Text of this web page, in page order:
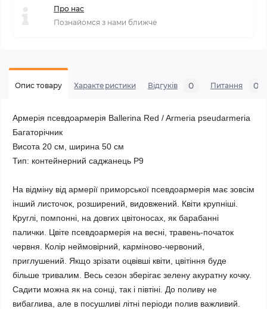
Про нас
Познайомся з нами ближче
Опис товару Характеристики Відгуків 0 Питання 0
Армерія псевдоармерія Ballerina Red / Armeria pseudarmeria
Багаторічник
Висота 20 см, ширина 50 см
Тип: контейнерний саджанець Р9
На відміну від армерії приморської псевдоармерія має зовсім
інший листочок, розширений, видовжений. Квіти крупніші.
Круглі, помпонні, на довгих цвітоносах, як барабанні
палички. Цвіте псевдоармерія на весні, травень-початок
червня. Колір неймовірний, карміново-червоний,
приглушений. Якщо зрізати оцвівші квіти, цвітіння буде
більше тривалим. Весь сезон зберігає зелену акуратну кочку.
Садити можна як на сонці, так і півтіні. До поливу не
вибаглива, але в посушливі літні періоди полив важливий.